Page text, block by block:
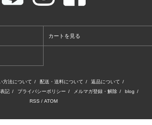
カートを見る
方法について / 配送・送料について / 返品について /
記 / プライバシーポリシー / メルマガ登録・解除 / blog /
RSS / ATOM